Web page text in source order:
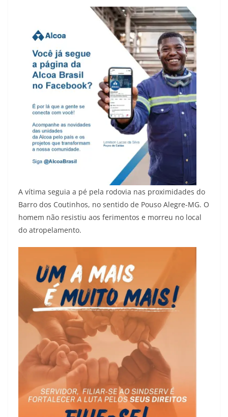
A vítima seguia a pé pela rodovia nas proximidades do
Barro dos Coutinhos, no sentido de Pouso Alegre-MG. O
homem não resistiu aos ferimentos e morreu no local
do atropelamento.